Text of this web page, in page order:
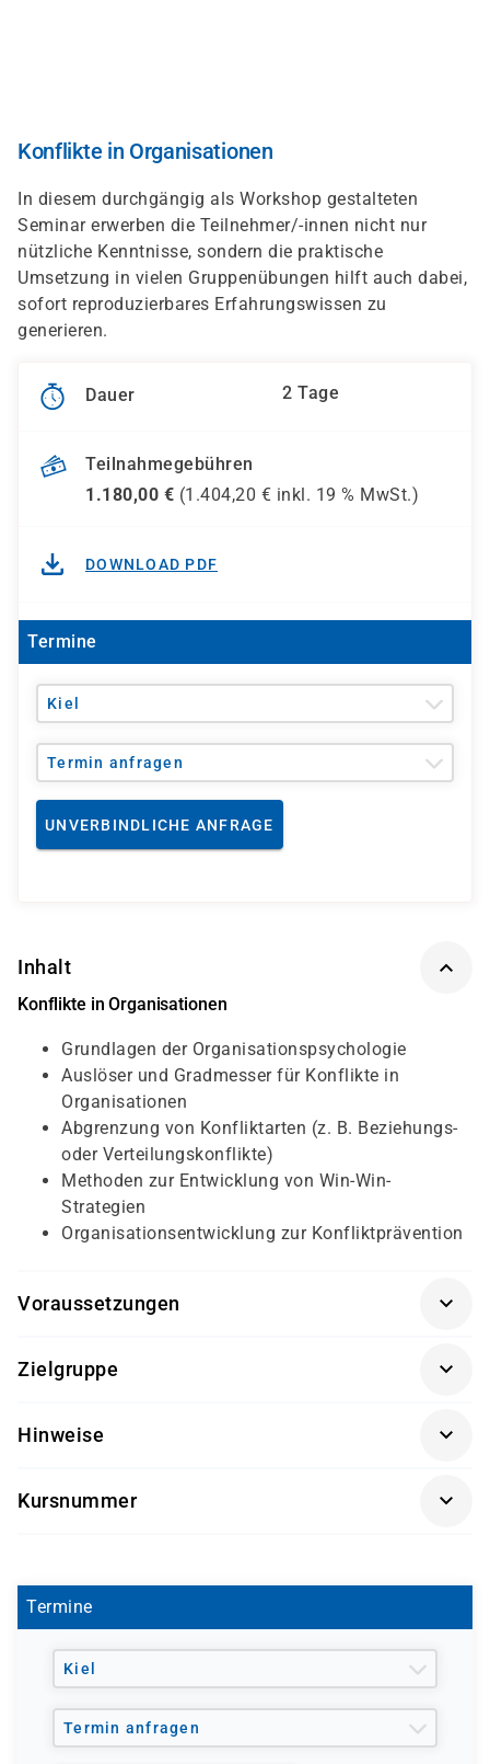
Konflikte in Organisationen
In diesem durchgängig als Workshop gestalteten
Seminar erwerben die Teilnehmer/-innen nicht nur
nützliche Kenntnisse, sondern die praktische
Umsetzung in vielen Gruppenübungen hilft auch dabei,
sofort reproduzierbares Erfahrungswissen zu
generieren.
Dauer 2 Tage
Teilnahmegebühren
1.180,00 € (1.404,20 € inkl. 19 % MwSt.)
DOWNLOAD PDF
Termine
Kiel
Termin anfragen
UNVERBINDLICHE ANFRAGE
Inhalt
Konflikte in Organisationen
Grundlagen der Organisationspsychologie
Auslöser und Gradmesser für Konflikte in
Organisationen
Abgrenzung von Konfliktarten (z. B. Beziehungs-
oder Verteilungskonflikte)
Methoden zur Entwicklung von Win-Win-
Strategien
Organisationsentwicklung zur Konfliktprävention
Voraussetzungen
folgende Vorkenntnisse mitbringen:
Zielgruppe
Hinweise
Kursnummer
Termine
Kiel
Termin anfragen